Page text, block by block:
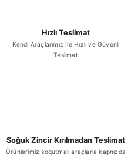
Hızlı Teslimat
Kendi Araçlarımız İle Hızlı ve Güvenli
Teslimat
Soğuk Zincir Kırılmadan Teslimat
Ürünlerimiz soğutmalı araçlarla kapnızda